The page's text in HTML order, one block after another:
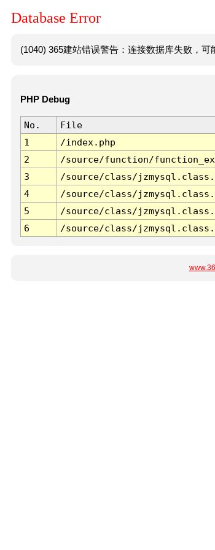
Database Error
(1040) 365建站错误警告：连接数据库失败，
PHP Debug
No. File
1
/index.php
2
/source/function/
3
/source/class/
4
/source/class/
5
/source/class/
6
/source/class/